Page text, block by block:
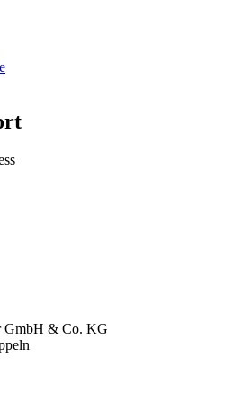
GmbH & Co. KG